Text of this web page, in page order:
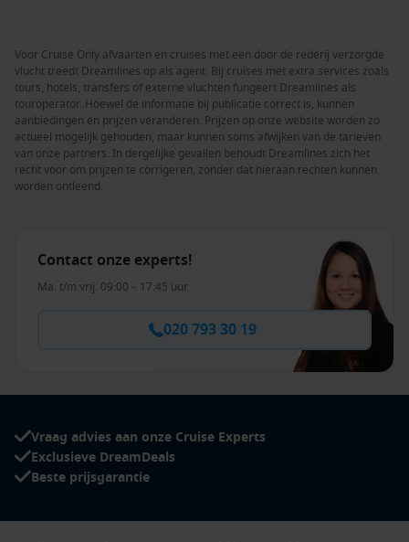
Voor Cruise Only afvaarten en cruises met een door de rederij verzorgde
vlucht treedt Dreamlines op als agent. Bij cruises met extra services zoals
tours, hotels, transfers of externe vluchten fungeert Dreamlines als
touroperator. Hoewel de informatie bij publicatie correct is, kunnen
aanbiedingen en prijzen veranderen. Prijzen op onze website worden zo
actueel mogelijk gehouden, maar kunnen soms afwijken van de tarieven
van onze partners. In dergelijke gevallen behoudt Dreamlines zich het
recht voor om prijzen te corrigeren, zonder dat hieraan rechten kunnen
worden ontleend.
Contact onze experts!
Ma. t/m vrij. 09:00 – 17:45 uur
020 793 30 19
Vraag advies aan onze Cruise Experts
Exclusieve DreamDeals
Beste prijsgarantie